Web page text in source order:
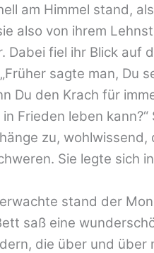
am Himmel stand,
also von ihrem
Dabei fiel ihr Blick auf
sagte man, Du
Du den Krach für
in Frieden leben
zu,
Sie legte sich
stand der
saß eine
die über und über